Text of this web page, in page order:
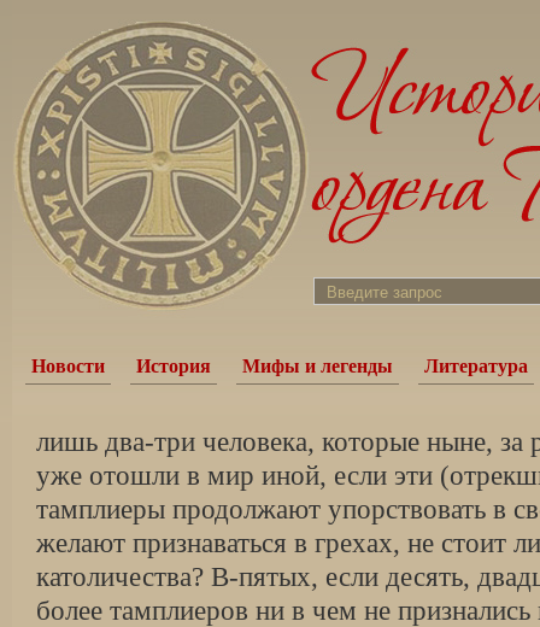
Новости История Мифы и легенды Литература
лишь два-три человека, которые ныне,
уже отошли в мир иной, если эти
тамплиеры продолжают упорствовать в
желают признаваться в грехах, не стоит
католичества? В-пятых, если десять,
более тамплиеров ни в чем не